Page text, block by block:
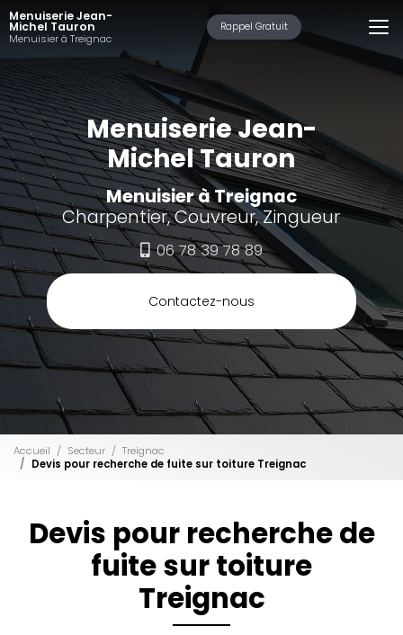
Aller
au
contenu
principal
Menuiserie Jean-
Michel Tauron
Menuisier à Treignac
Rappel Gratuit
Menuiserie Jean-
Michel Tauron
Menuisier à Treignac
Charpentier, Couvreur, Zingueur
06 78 39 78 89
Contactez-nous
Accueil Secteur
Treignac
Devis pour recherche de fuite sur toiture Treignac
Devis pour recherche de
fuite sur toiture
Treignac